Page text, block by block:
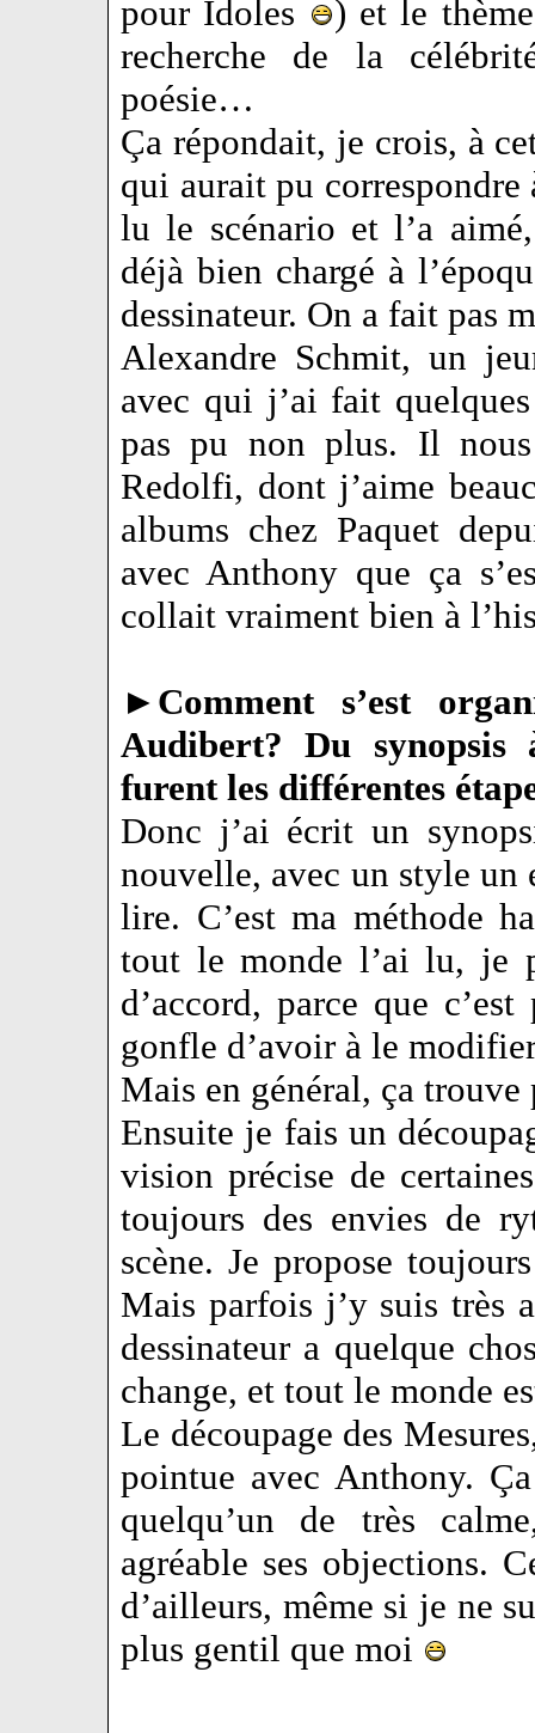
pour Idoles
) et le
recherche de la
poésie…
Ça répondait, je crois, à
qui aurait pu
lu le scénario et l’a
déjà bien chargé à
dessinateur. On a fait pas
Alexandre Schmit, un
avec qui j’ai fait
pas pu non plus. Il
Redolfi, dont j’aime
albums chez Paquet
avec Anthony que ça
collait vraiment bien à
► Comment s’est
Audibert? Du synopsis
furent les différentes
Donc j’ai écrit un
nouvelle, avec un style un
lire. C’est ma méthode
tout le monde l’ai lu, je
d’accord, parce que
gonfle d’avoir à le
Mais en général, ça trouve
Ensuite je fais un
vision précise de
toujours des envies de
scène. Je propose
Mais parfois j’y suis très
dessinateur a quelque
change, et tout le monde
Le découpage des
pointue avec Anthony.
quelqu’un de très
agréable ses objections.
d’ailleurs, même si je ne
plus gentil que moi